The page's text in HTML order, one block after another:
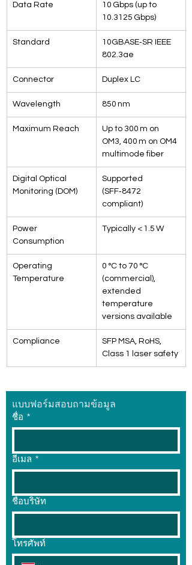
Data Rate
10 Gbps (up to
10.3125 Gbps)
Standard
10GBASE‑SR IEEE
802.3ae
Connector Duplex LC
Wavelength 850 nm
Maximum Reach
Up to 300 m on
OM3, 400 m on OM4
multimode fiber
Digital Optical
Monitoring (DOM)
Supported
(SFF‑8472
compliant)
Power
Consumption
Typically < 1.5 W
Operating
Temperature
0 °C to 70 °C
(commercial),
extended
temperature
versions available
Compliance
SFP MSA, RoHS,
Class 1 laser safety
แบบฟอร์มสอบถามข้อมูล
ชื่อ *
อีเมล *
ชื่อบริษัท
โทรศัพท์